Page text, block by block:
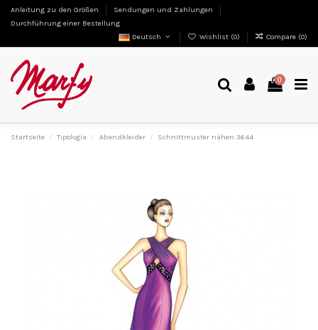
Anleitung zu den Größen
Sendungen und Zahlungen
Durchführung einer Bestellung
Deutsch
Wishlist (0) Compare (0)
0
Startseite Tipologia Abendkleider Schnittmuster nähen 3644